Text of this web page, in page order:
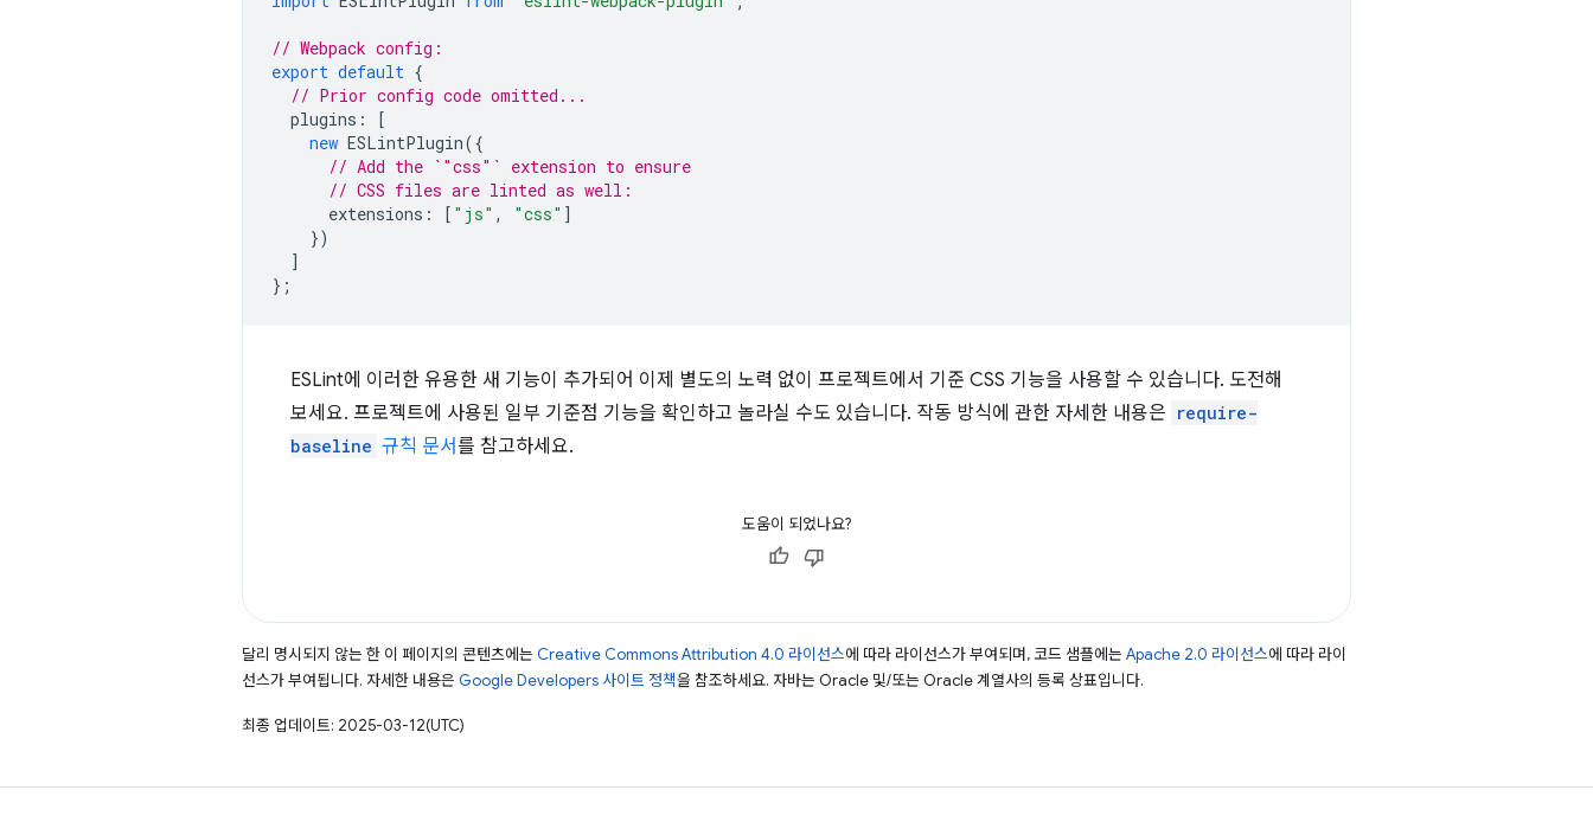
// Webpack config:
export default {
// Prior config code omitted...
plugins :
[
new ESLintPlugin({
// Add the `"css"` extension to ensure
// CSS files are linted as well:
extensions : [ "js" , "css" ]
})
]
};
ESLint에 이러한 유용한 새 기능이 추가되어 이제 별도의 노력 없이 프로젝트에서 기준 CSS 기능을 사용할 수 있습니다. 도전해
보세요. 프로젝트에 사용된 일부 기준점 기능을 확인하고 놀라실 수도 있습니다. 작동 방식에 관한 자세한 내용은 require-
baseline 규칙 문서를 참고하세요.
도움이 되었나요?
달리 명시되지 않는 한 이 페이지의 콘텐츠에는 Creative Commons Attribution 4.0 라이선스에 따라 라이선스가 부여되며, 코드 샘플에는 Apache 2.0 라이선스에 따라 라이
선스가 부여됩니다. 자세한 내용은 Google Developers 사이트 정책을 참조하세요. 자바는 Oracle 및/또는 Oracle 계열사의 등록 상표입니다.
최종 업데이트: 2025-03-12(UTC)